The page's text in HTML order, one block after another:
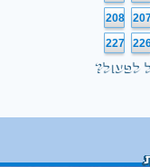
207
208
226
227
לפעול?